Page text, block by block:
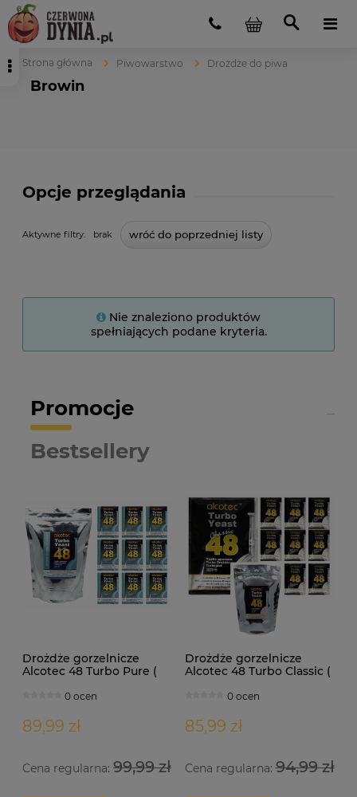
Strona główna Piwowarstwo Drożdże do piwa
Browin
Opcje przeglądania
Aktywne filtry: brak wróć do poprzedniej listy
Nie znaleziono produktów
spełniających podane kryteria.
Promocje
Bestsellery
Drożdże gorzelnicze
Alcotec 48 Turbo Pure (
0 ocen
89,99 zł
Cena regularna: 99,99 zł
Drożdże gorzelnicze
Alcotec 48 Turbo Classic (
0 ocen
85,99 zł
Cena regularna:94,99 zł